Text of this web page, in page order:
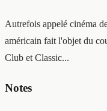
Autrefois appelé cinéma
américain fait l'objet du
Club et Classic...
Notes